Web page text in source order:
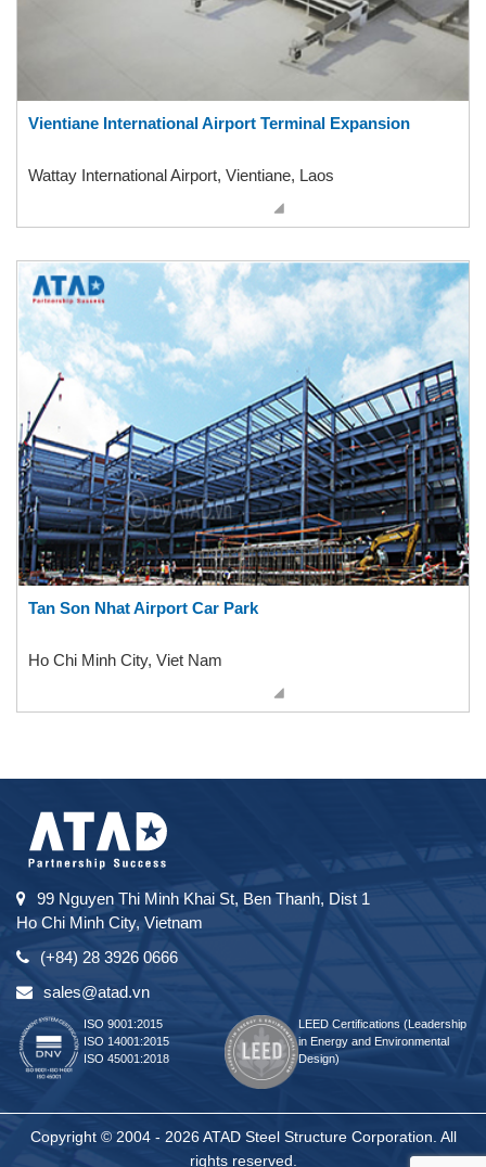
Vientiane International Airport Terminal Expansion
Wattay International Airport, Vientiane, Laos
Tan Son Nhat Airport Car Park
Ho Chi Minh City, Viet Nam
99 Nguyen Thi Minh Khai St, Ben Thanh, Dist 1
Ho Chi Minh City, Vietnam
(+84) 28 3926 0666
sales@atad.vn
ISO 9001:2015
ISO 14001:2015
ISO 45001:2018
LEED Certifications (Leadership
in Energy and Environmental
Design)
Copyright © 2004 - 2026 ATAD Steel Structure Corporation. All
rights reserved.